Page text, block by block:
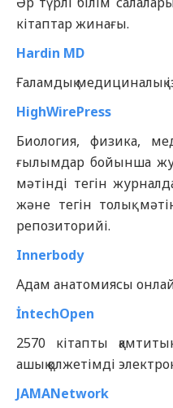
кітаптар жинағы.
Hardin MD
Ғаламдық медициналық
HighWirePress
Биология, физика,
ғылымдар бойынша
мәтінді тегін
және тегін толық
репозиторийі.
Innerbody
Адам анатомиясы
İntechOpen
2570 кітапты
ашық қолжетімді
JAMANetwork